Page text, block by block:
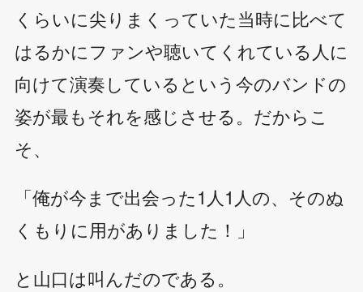
くらいに尖りまくっていた当時に比べて
はるかにファンや聴いてくれている人に
向けて演奏しているという今のバンドの
姿が最もそれを感じさせる。だからこ
そ、
「俺が今まで出会った1人1人の、そのぬ
くもりに用がありました！」
と山口は叫んだのである。